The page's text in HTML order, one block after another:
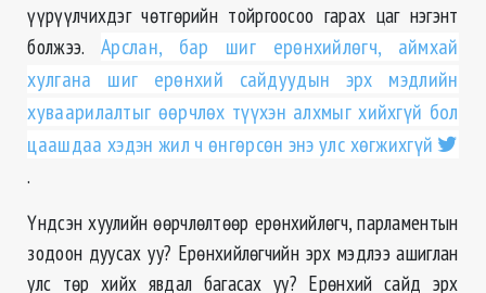
үүрүүлчихдэг чөтгөрийн тойргоосоо гарах цаг нэгэнт
болжээ.Арслан, бар шиг ерөнхийлөгч, аймхай
хулгана шиг ерөнхий сайдуудын эрх мэдлийн
хуваарилалтыг өөрчлөх түүхэн алхмыг хийхгүй бол
цаашдаа хэдэн жил ч өнгөрсөн энэ улс хөгжихгүй
.
Үндсэн хуулийн өөрчлөлтөөр ерөнхийлөгч, парламентын
зодоон дуусах уу? Ерөнхийлөгчийн эрх мэдлээ ашиглан
улс төр хийх явдал багасах уу? Ерөнхий сайд эрх